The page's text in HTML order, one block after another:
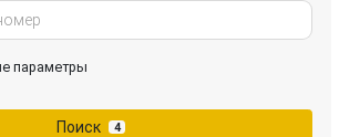
параметры
Поиск 4